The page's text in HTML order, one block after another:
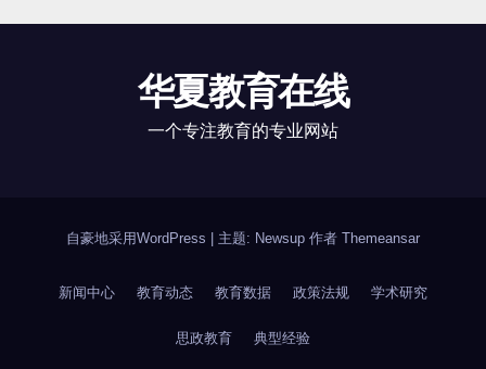
华夏教育在线
一个专注教育的专业网站
自豪地采用WordPress 主题: Newsup 作者 Themeansar
新闻中心 教育动态 教育数据 政策法规 学术研究
思政教育 典型经验